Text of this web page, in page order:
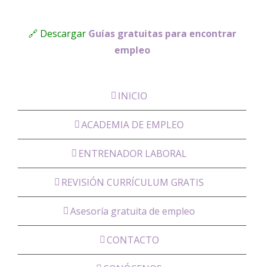
🔗 Descargar Guías gratuitas para encontrar
empleo
INICIO
ACADEMIA DE EMPLEO
ENTRENADOR LABORAL
REVISIÓN CURRÍCULUM GRATIS
Asesoría gratuita de empleo
CONTACTO